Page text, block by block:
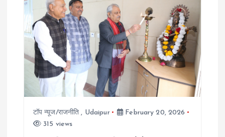
v
g
a
टॉप न्यूज/राजनीति , Udaipur
February 20, 2026
315 views